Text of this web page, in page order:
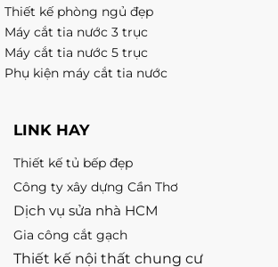
Thiết kế phòng ngủ đẹp
Máy cắt tia nước 3 trục
Máy cắt tia nước 5 trục
Phụ kiện máy cắt tia nước
LINK HAY
Thiết kế tủ bếp đẹp
Công ty xây dựng Cần Thơ
Dịch vụ sửa nhà HCM
Gia công cắt gạch
Thiết kế nội thất chung cư